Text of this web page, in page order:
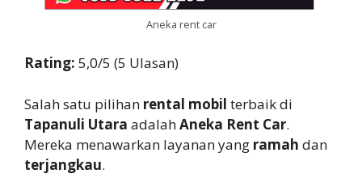
Aneka rent car
Rating: 5,0/5 (5 Ulasan)
Salah satu pilihan rental mobil terbaik di
Tapanuli Utara adalahAneka Rent Car.
Mereka menawarkan layanan yang ramah dan
terjangkau.